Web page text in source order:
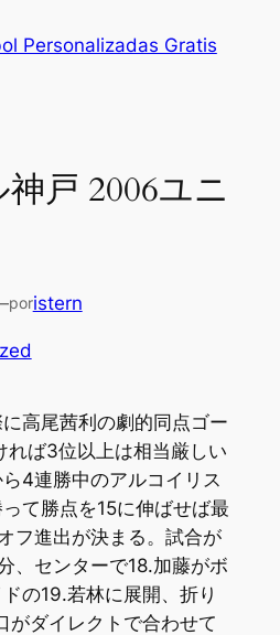
Personalizadas Gratis
戸 2006ユニ
poristern
高尾茜利の劇的同点ゴー
れば3位以上は相当厳しい
4連勝中のアルコイリス
て勝点を15に伸ばせば最
フ進出が決まる。試合が
、センターで18.加藤がボ
の19.若林に展開、折り
がダイレクトで合わせて